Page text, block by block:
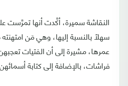
النقاشة سميرة، أكَّدت أنها تمرَّست
عمرها، مشيرة إلى أن الفتيات
فراشات، بالإضافة إلى كتابة